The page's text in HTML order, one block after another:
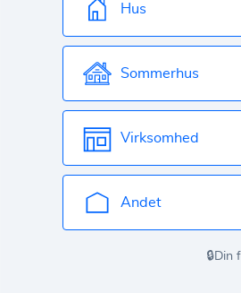
Hus
Sommerhus
Virksomhed
Andet